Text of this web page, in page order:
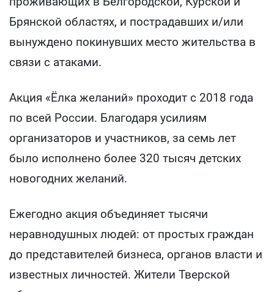
Брянской областях, и пострадавших и/или
вынуждено покинувших место жительства в
связи с атаками.
Акция «Ёлка желаний» проходит с 2018 года
по всей России. Благодаря усилиям
организаторов и участников, за семь лет
было исполнено более 320 тысяч детских
новогодних желаний.
Ежегодно акция объединяет тысячи
неравнодушных людей: от простых граждан
до представителей бизнеса, органов власти и
известных личностей. Жители Тверской